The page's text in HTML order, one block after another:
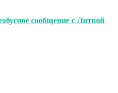
сообщение с Литвой